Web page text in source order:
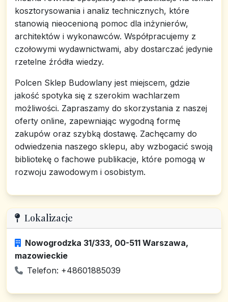
kosztorysowania i analiz technicznych, które
stanowią nieocenioną pomoc dla inżynierów,
architektów i wykonawców. Współpracujemy z
czołowymi wydawnictwami, aby dostarczać jedynie
rzetelne źródła wiedzy.
Polcen Sklep Budowlany jest miejscem, gdzie
jakość spotyka się z szerokim wachlarzem
możliwości. Zapraszamy do skorzystania z naszej
oferty online, zapewniając wygodną formę
zakupów oraz szybką dostawę. Zachęcamy do
odwiedzenia naszego sklepu, aby wzbogacić swoją
bibliotekę o fachowe publikacje, które pomogą w
rozwoju zawodowym i osobistym.
Lokalizacje
Nowogrodzka 31/333, 00-511 Warszawa,
mazowieckie
Telefon: +48601885039